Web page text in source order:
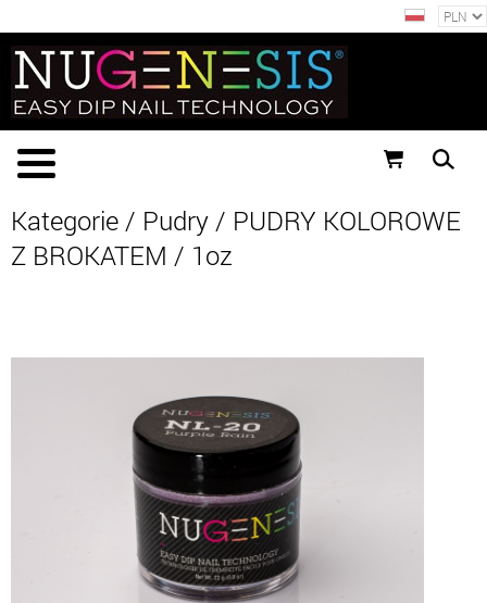
Kategorie / Pudry / PUDRY KOLOROWE
Z BROKATEM / 1oz